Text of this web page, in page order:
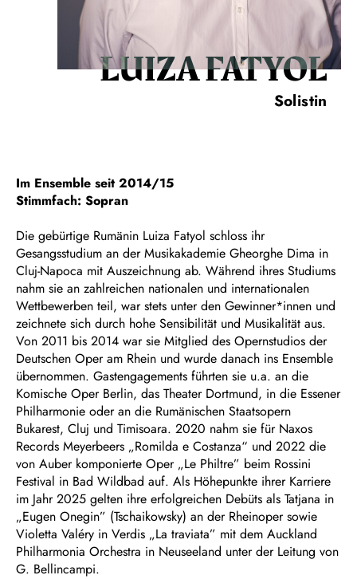
LUIZA FATYOL
Solistin
Im Ensemble seit 2014/15
Stimmfach: Sopran
Die gebürtige Rumänin Luiza Fatyol schloss ihr
Gesangsstudium an der Musikakademie Gheorghe Dima in
Cluj-Napoca mit Auszeichnung ab. Während ihres Studiums
nahm sie an zahlreichen nationalen und internationalen
Wettbewerben teil, war stets unter den Gewinner*innen und
zeichnete sich durch hohe Sensibilität und Musikalität aus.
Von 2011 bis 2014 war sie Mitglied des Opernstudios der
Deutschen Oper am Rhein und wurde danach ins Ensemble
übernommen. Gastengagements führten sie u.a. an die
Komische Oper Berlin, das Theater Dortmund, in die Essener
Philharmonie oder an die Rumänischen Staatsopern
Bukarest, Cluj und Timisoara. 2020 nahm sie für Naxos
Records Meyerbeers „Romilda e Costanza“ und 2022 die
von Auber komponierte Oper „Le Philtre” beim Rossini
Festival in Bad Wildbad auf. Als Höhepunkte ihrer Karriere
im Jahr 2025 gelten ihre erfolgreichen Debüts als Tatjana in
„Eugen Onegin” (Tschaikowsky) an der Rheinoper sowie
Violetta Valéry in Verdis „La traviata” mit dem Auckland
Philharmonia Orchestra in Neuseeland unter der Leitung von
G. Bellincampi.